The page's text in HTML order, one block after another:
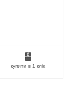
купити в 1 клік